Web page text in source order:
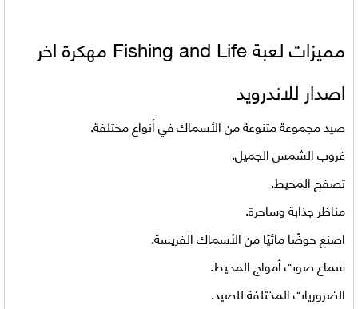
مميزات
لعبة Fishing and Life مهكرة اخر
اصدار للاندرويد
صيد مجموعة متنوعة من الأسماك في أنواع مختلفة.
غروب الشمس الجميل.
تصفح المحيط.
مناظر جذابة وساحرة.
اصنع حوضًا مائيًا من الأسماك الفريسة.
سماع صوت أمواج المحيط.
الضروريات المختلفة للصيد.